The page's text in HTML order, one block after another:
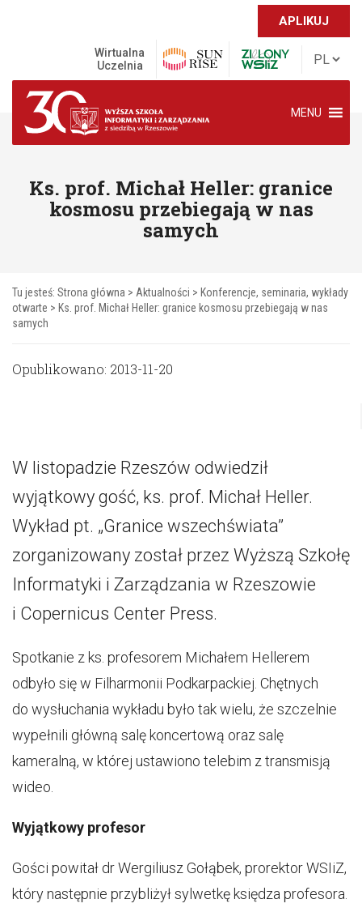
APLIKUJ
Wirtualna
Uczelnia
MENU
Ks. prof. Michał Heller: granice
kosmosu przebiegają w nas
samych
Tu jesteś: Strona główna > Aktualności > Konferencje, seminaria, wykłady
otwarte > Ks. prof. Michał Heller: granice kosmosu przebiegają w nas
samych
Opublikowano: 2013-11-20
W listopadzie Rzeszów odwiedził
wyjątkowy gość, ks. prof. Michał Heller.
Wykład pt. „Granice wszechświata”
zorganizowany został przez Wyższą Szkołę
Informatyki i Zarządzania w Rzeszowie
i Copernicus Center Press.
Spotkanie z ks. profesorem Michałem Hellerem
odbyło się w Filharmonii Podkarpackiej. Chętnych
do wysłuchania wykładu było tak wielu, że szczelnie
wypełnili główną salę koncertową oraz salę
kameralną, w której ustawiono telebim z transmisją
wideo.
Wyjątkowy profesor
Gości powitał dr Wergiliusz Gołąbek, prorektor WSIiZ,
który następnie przybliżył sylwetkę księdza profesora.